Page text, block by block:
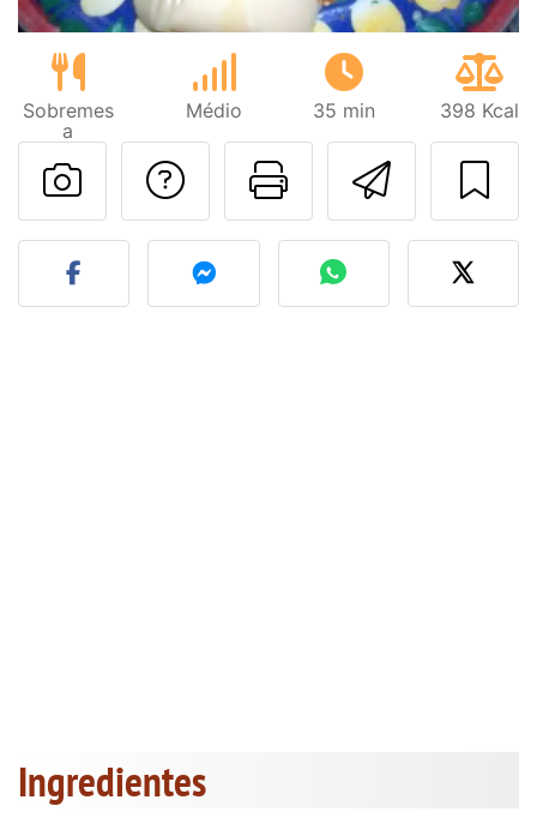
Sobremes
a
Médio 35 min 398 Kcal
Imprima
Falar com o autor
Fez esta receita?
Ingredientes